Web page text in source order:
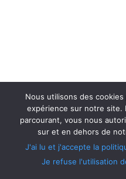
Nous utilisons des
expérience sur notre site.
parcourant, vous nous
sur et en dehors de
J'ai lu et j'accepte la
Je refuse l'utilisation